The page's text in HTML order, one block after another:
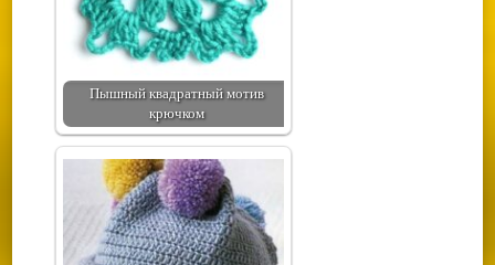
Пышный квадратный мотив
крючком